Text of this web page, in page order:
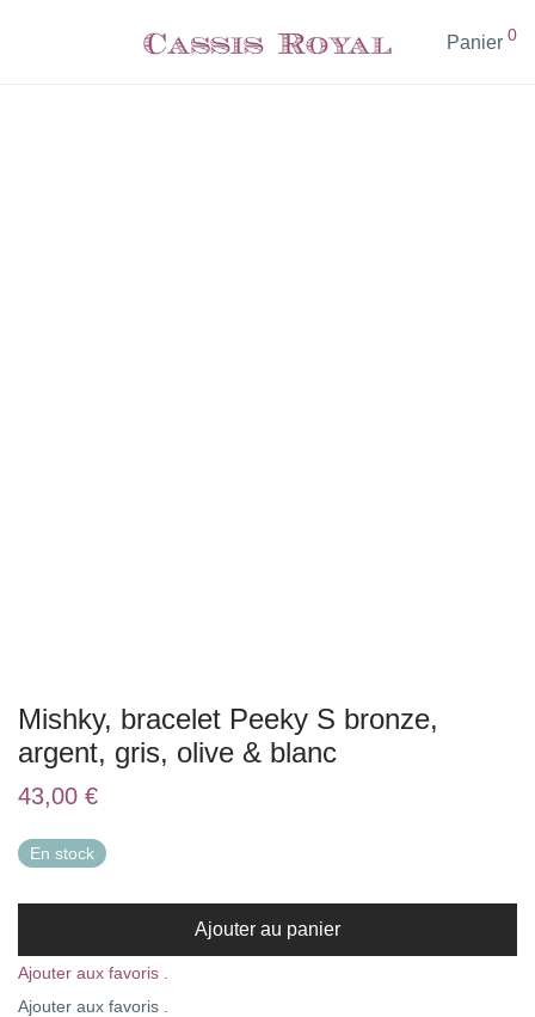
Panier 0
Mishky, bracelet Peeky S bronze,
argent, gris, olive & blanc
43,00 €
En stock
Ajouter au panier
Ajouter aux favoris .
Ajouter aux favoris .